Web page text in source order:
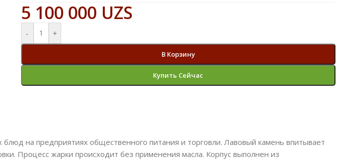
5 100 000 UZS
- +
В Корзину
Купить Сейчас
на предприятиях общественного питания и торговли. Лавовый камень впитывает
Процесс жарки происходит без применения масла. Корпус выполнен из